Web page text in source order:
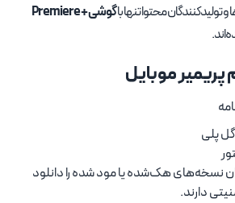
و تولیدکنندگان محتوا تنها با
گوشی + Premiere
موبایل
پلی
نسخه‌های هک‌شده یا مود شده را دانلود
دارند.